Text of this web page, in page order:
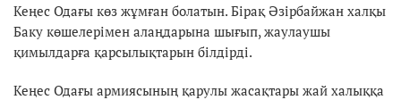
Кеңес Одағы көз жұмған болатын. Бірақ Әзірбайжан халқы
Баку көшелерімен алаңдарына шығып, жаулаушы
қимылдарға қарсылықтарын білдірді.
Кеңес Одағы армиясының қарулы жасақтары жай халыққа